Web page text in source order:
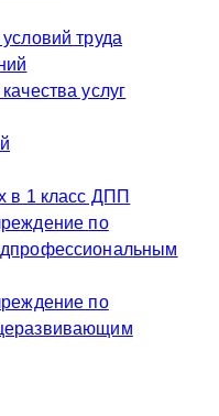
труда
услуг
в 1 класс ДПП
по